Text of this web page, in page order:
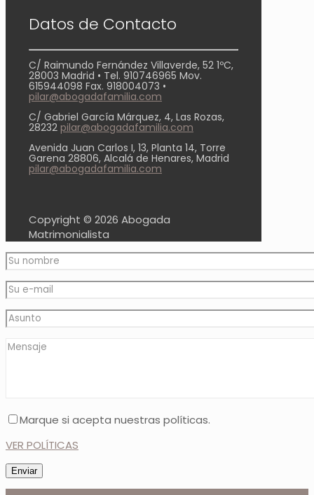
Datos de Contacto
C/ Raimundo Fernández Villaverde, 52 1ºC,
28003 Madrid • Tel. 910746965 Mov.
615944098 Fax. 918004073 •
pilar@abogadafamilia.com
C/ Gabriel García Márquez, 4, Las Rozas,
28232 pilar@abogadafamilia.com
Avenida Juan Carlos I, 13, Planta 14, Torre
Garena 28806, Alcalá de Henares, Madrid
pilar@abogadafamilia.com
Copyright © 2026 Abogada
Matrimonialista
Marque si acepta nuestras políticas.
VER POLÍTICAS